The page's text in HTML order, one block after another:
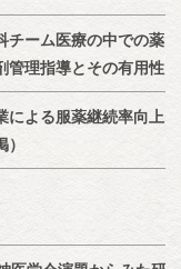
チーム医療の中での薬
管理指導とその有用性
による服薬継続率向上